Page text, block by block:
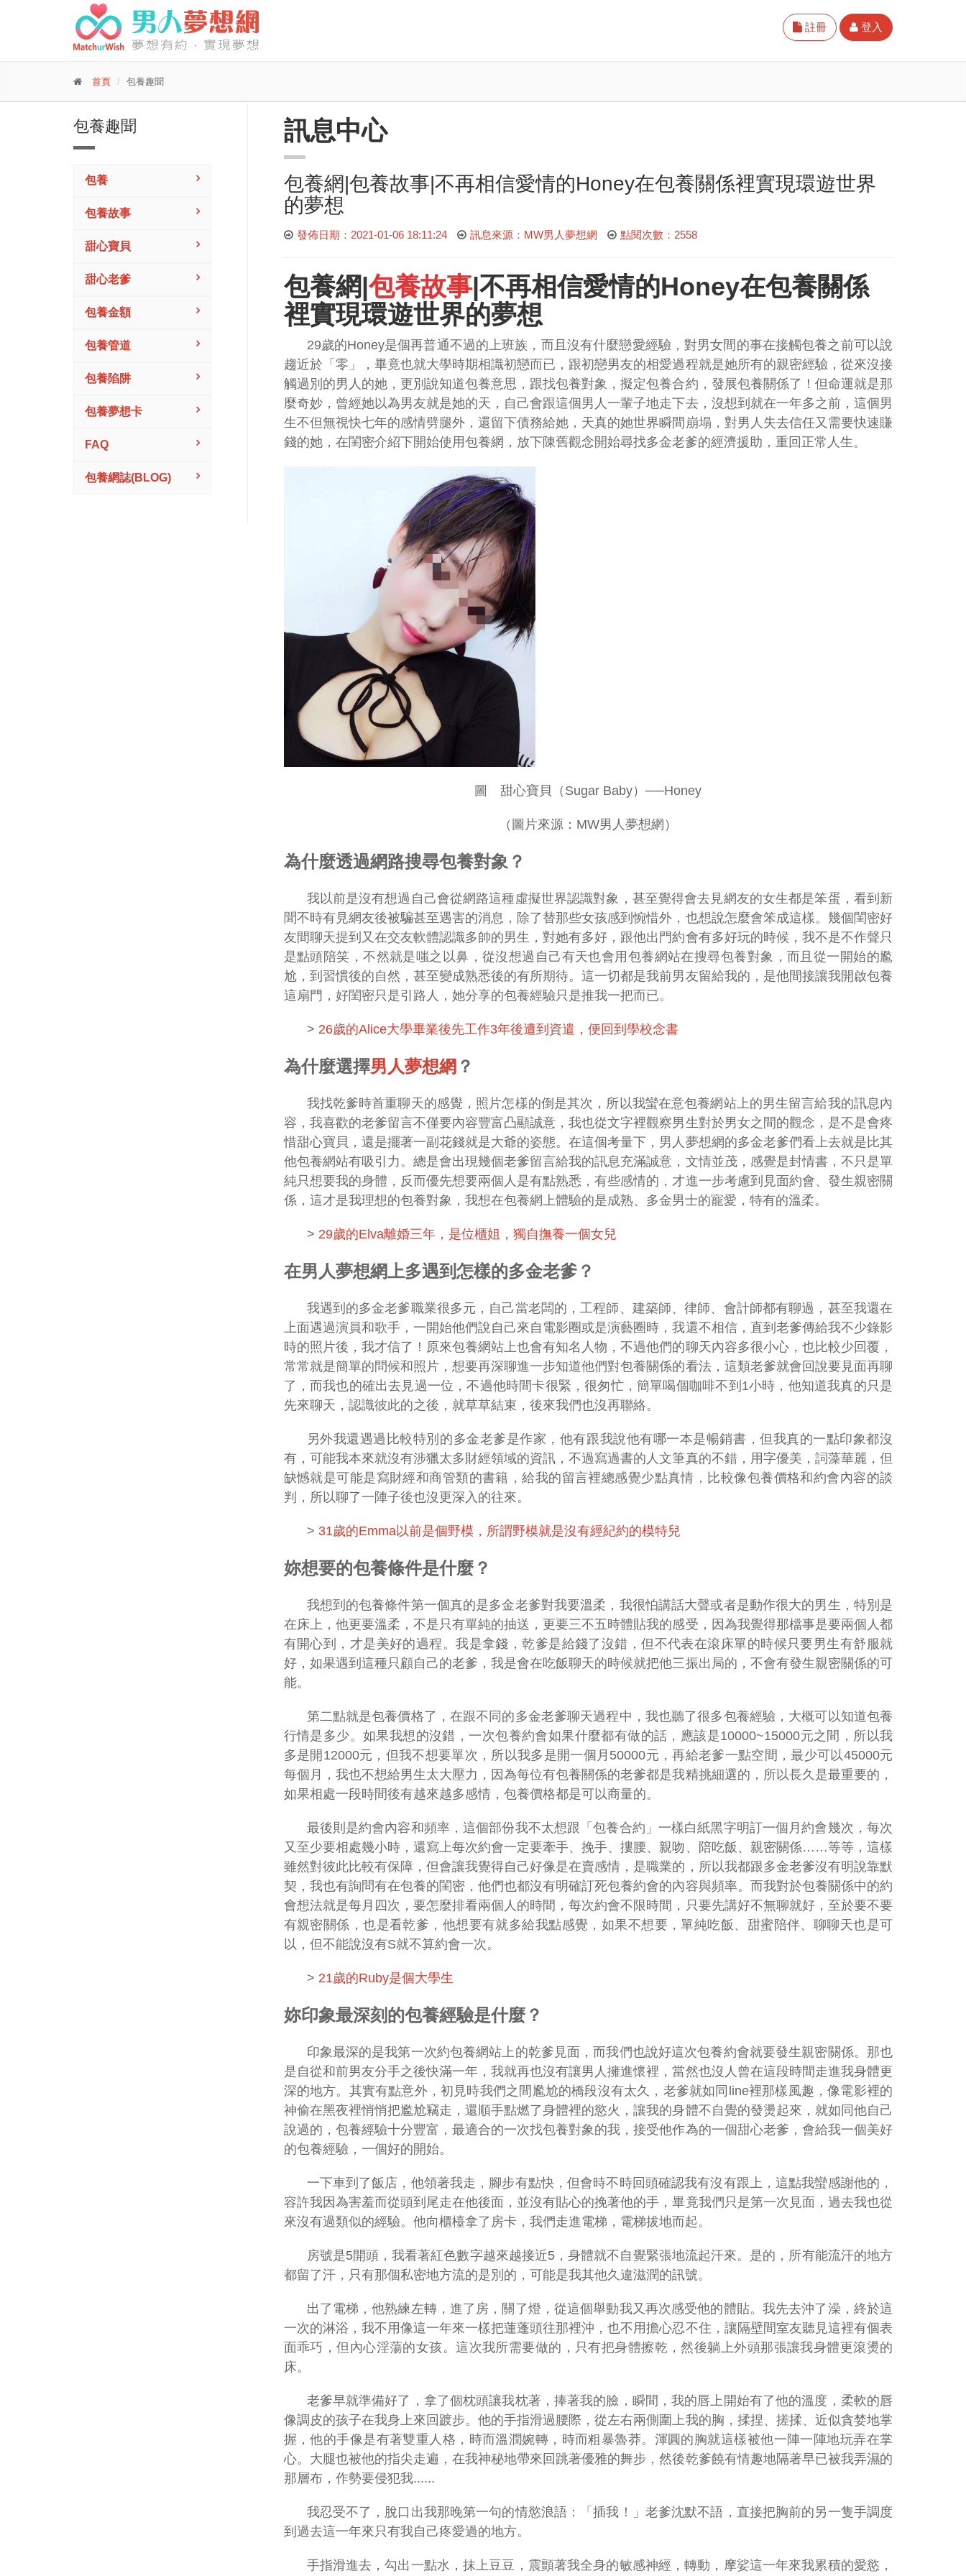
註冊 登入
首頁 包養趣聞
包養趣聞
包養
包養故事
甜心寶貝
甜心老爹
包養金額
包養管道
包養陷阱
包養夢想卡
FAQ
包養網誌(BLOG)
訊息中心
包養網|包養故事|不再相信愛情的Honey在包養關係裡實現環遊世界
的夢想
發佈日期：2021-01-06 18:11:24 訊息來源：MW男人夢想網 點閱次數：2558
包養網|包養故事|不再相信愛情的Honey在包養關係
裡實現環遊世界的夢想
29歲的Honey是個再普通不過的上班族，而且沒有什麼戀愛經驗，對男女間的事在接觸包養之前可以說
趨近於「零」，畢竟也就大學時期相識初戀而已，跟初戀男友的相愛過程就是她所有的親密經驗，從來沒接
觸過別的男人的她，更別說知道包養意思，跟找包養對象，擬定包養合約，發展包養關係了！但命運就是那
麼奇妙，曾經她以為男友就是她的天，自己會跟這個男人一輩子地走下去，沒想到就在一年多之前，這個男
生不但無視快七年的感情劈腿外，還留下債務給她，天真的她世界瞬間崩塌，對男人失去信任又需要快速賺
錢的她，在閨密介紹下開始使用包養網，放下陳舊觀念開始尋找多金老爹的經濟援助，重回正常人生。
圖 甜心寶貝（Sugar Baby）──Honey
（圖片來源：MW男人夢想網）
為什麼透過網路搜尋包養對象？
我以前是沒有想過自己會從網路這種虛擬世界認識對象，甚至覺得會去見網友的女生都是笨蛋，看到新
聞不時有見網友後被騙甚至遇害的消息，除了替那些女孩感到惋惜外，也想說怎麼會笨成這樣。幾個閨密好
友間聊天提到又在交友軟體認識多帥的男生，對她有多好，跟他出門約會有多好玩的時候，我不是不作聲只
是點頭陪笑，不然就是嗤之以鼻，從沒想過自己有天也會用包養網站在搜尋包養對象，而且從一開始的尷
尬，到習慣後的自然，甚至變成熟悉後的有所期待。這一切都是我前男友留給我的，是他間接讓我開啟包養
這扇門，好閨密只是引路人，她分享的包養經驗只是推我一把而已。
> 26歲的Alice大學畢業後先工作3年後遭到資遣，便回到學校念書
為什麼選擇男人夢想網 ？
我找乾爹時首重聊天的感覺，照片怎樣的倒是其次，所以我蠻在意包養網站上的男生留言給我的訊息內
容，我喜歡的老爹留言不僅要內容豐富凸顯誠意，我也從文字裡觀察男生對於男女之間的觀念，是不是會疼
惜甜心寶貝，還是擺著一副花錢就是大爺的姿態。在這個考量下，男人夢想網的多金老爹們看上去就是比其
他包養網站有吸引力。總是會出現幾個老爹留言給我的訊息充滿誠意，文情並茂，感覺是封情書，不只是單
純只想要我的身體，反而優先想要兩個人是有點熟悉，有些感情的，才進一步考慮到見面約會、發生親密關
係，這才是我理想的包養對象，我想在包養網上體驗的是成熟、多金男士的寵愛，特有的溫柔。
> 29歲的Elva離婚三年， 是位櫃姐 ，獨自撫養一個女兒
在男人夢想網上多遇到怎樣的多金老爹？
我遇到的多金老爹職業很多元，自己當老闆的，工程師、建築師、律師、會計師都有聊過，甚至我還在
上面遇過演員和歌手，一開始他們說自己來自電影圈或是演藝圈時，我還不相信，直到老爹傳給我不少錄影
時的照片後，我才信了！原來包養網站上也會有知名人物，不過他們的聊天內容多很小心，也比較少回覆，
常常就是簡單的問候和照片，想要再深聊進一步知道他們對包養關係的看法，這類老爹就會回說要見面再聊
了，而我也的確出去見過一位，不過他時間卡很緊，很匆忙，簡單喝個咖啡不到1小時，他知道我真的只是
先來聊天，認識彼此的之後，就草草結束，後來我們也沒再聯絡。
另外我還遇過比較特別的多金老爹是作家，他有跟我說他有哪一本是暢銷書，但我真的一點印象都沒
有，可能我本來就沒有涉獵太多財經領域的資訊，不過寫過書的人文筆真的不錯，用字優美，詞藻華麗，但
缺憾就是可能是寫財經和商管類的書籍，給我的留言裡總感覺少點真情，比較像包養價格和約會內容的談
判，所以聊了一陣子後也沒更深入的往來。
> 31歲的Emma以前是個野模，所謂野模就是沒有經紀約的模特兒
妳想要的包養條件是什麼？
我想到的包養條件第一個真的是多金老爹對我要溫柔，我很怕講話大聲或者是動作很大的男生，特別是
在床上，他更要溫柔，不是只有單純的抽送，更要三不五時體貼我的感受，因為我覺得那檔事是要兩個人都
有開心到，才是美好的過程。我是拿錢，乾爹是給錢了沒錯，但不代表在滾床單的時候只要男生有舒服就
好，如果遇到這種只顧自己的老爹，我是會在吃飯聊天的時候就把他三振出局的，不會有發生親密關係的可
能。
第二點就是包養價格了，在跟不同的多金老爹聊天過程中，我也聽了很多包養經驗，大概可以知道包養
行情是多少。如果我想的沒錯，一次包養約會如果什麼都有做的話，應該是10000~15000元之間，所以我
多是開12000元，但我不想要單次，所以我多是開一個月50000元，再給老爹一點空間，最少可以45000元
每個月，我也不想給男生太大壓力，因為每位有包養關係的老爹都是我精挑細選的，所以長久是最重要的，
如果相處一段時間後有越來越多感情，包養價格都是可以商量的。
最後則是約會內容和頻率，這個部份我不太想跟「包養合約」一樣白紙黑字明訂一個月約會幾次，每次
又至少要相處幾小時，還寫上每次約會一定要牽手、挽手、摟腰、親吻、陪吃飯、親密關係……等等，這樣
雖然對彼此比較有保障，但會讓我覺得自己好像是在賣感情，是職業的，所以我都跟多金老爹沒有明說靠默
契，我也有詢問有在包養的閨密，他們也都沒有明確訂死包養約會的內容與頻率。而我對於包養關係中的約
會想法就是每月四次，要怎麼排看兩個人的時間，每次約會不限時間，只要先講好不無聊就好，至於要不要
有親密關係，也是看乾爹，他想要有就多給我點感覺，如果不想要，單純吃飯、甜蜜陪伴、聊聊天也是可
以，但不能說沒有S就不算約會一次。
> 21歲的Ruby是個大學生
妳印象最深刻的包養經驗是什麼？
印象最深的是我第一次約包養網站上的乾爹見面，而我們也說好這次包養約會就要發生親密關係。那也
是自從和前男友分手之後快滿一年，我就再也沒有讓男人擁進懷裡，當然也沒人曾在這段時間走進我身體更
深的地方。其實有點意外，初見時我們之間尷尬的橋段沒有太久，老爹就如同line裡那樣風趣，像電影裡的
神偷在黑夜裡悄悄把尷尬竊走，還順手點燃了身體裡的慾火，讓我的身體不自覺的發燙起來，就如同他自己
說過的，包養經驗十分豐富，最適合的一次找包養對象的我，接受他作為的一個甜心老爹，會給我一個美好
的包養經驗，一個好的開始。
一下車到了飯店，他領著我走，腳步有點快，但會時不時回頭確認我有沒有跟上，這點我蠻感謝他的，
容許我因為害羞而從頭到尾走在他後面，並沒有貼心的挽著他的手，畢竟我們只是第一次見面，過去我也從
來沒有過類似的經驗。他向櫃檯拿了房卡，我們走進電梯，電梯拔地而起。
房號是5開頭，我看著紅色數字越來越接近5，身體就不自覺緊張地流起汗來。是的，所有能流汗的地方
都留了汗，只有那個私密地方流的是別的，可能是我其他久違滋潤的訊號。
出了電梯，他熟練左轉，進了房，關了燈，從這個舉動我又再次感受他的體貼。我先去沖了澡，終於這
一次的淋浴，我不用像這一年來一樣把蓮蓬頭往那裡沖，也不用擔心忍不住，讓隔壁間室友聽見這裡有個表
面乖巧，但內心淫蕩的女孩。這次我所需要做的，只有把身體擦乾，然後躺上外頭那張讓我身體更滾燙的
床。
老爹早就準備好了，拿了個枕頭讓我枕著，捧著我的臉，瞬間，我的唇上開始有了他的溫度，柔軟的唇
像調皮的孩子在我身上來回踱步。他的手指滑過腰際，從左右兩側圍上我的胸，揉捏、搓揉、近似貪婪地掌
握，他的手像是有著雙重人格，時而溫潤婉轉，時而粗暴魯莽。渾圓的胸就這樣被他一陣一陣地玩弄在掌
心。大腿也被他的指尖走遍，在我神秘地帶來回跳著優雅的舞步，然後乾爹饒有情趣地隔著早已被我弄濕的
那層布，作勢要侵犯我......
我忍受不了，脫口出我那晚第一句的情慾浪語：「插我！」老爹沈默不語，直接把胸前的另一隻手調度
到過去這一年來只有我自己疼愛過的地方。
手指滑進去，勾出一點水，抹上豆豆，震顫著我全身的敏感神經，轉動，摩娑這一年來我累積的愛慾，